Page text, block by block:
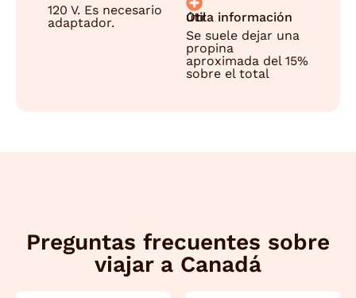
120 V. Es necesario
adaptador.
Otra información útil
Se suele dejar una
propina
aproximada del 15%
sobre el total
Preguntas frecuentes sobre
viajar a Canadá